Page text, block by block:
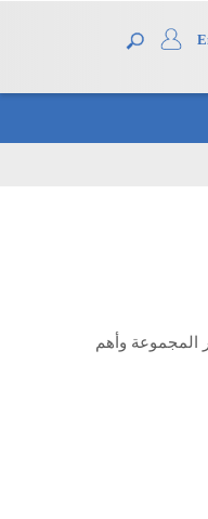
المجموعة وأهم